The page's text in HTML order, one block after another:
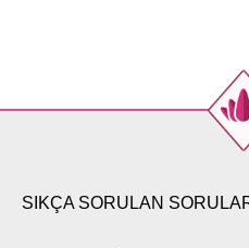
SIKÇA SORULAN